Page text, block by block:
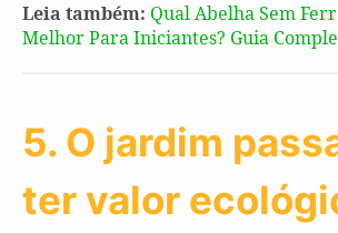
Leia também: Qual Abelha Sem
Melhor Para Iniciantes? Guia
5. O jardim
ter valor